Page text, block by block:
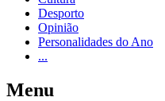
Desporto
Opinião
Personalidades do Ano
...
Menu